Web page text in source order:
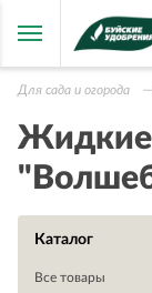
Для сада и огорода
Жидкие
Каталог
Все товары